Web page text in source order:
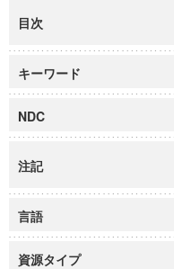
目次
キーワード
NDC
注記
言語
資源タイプ